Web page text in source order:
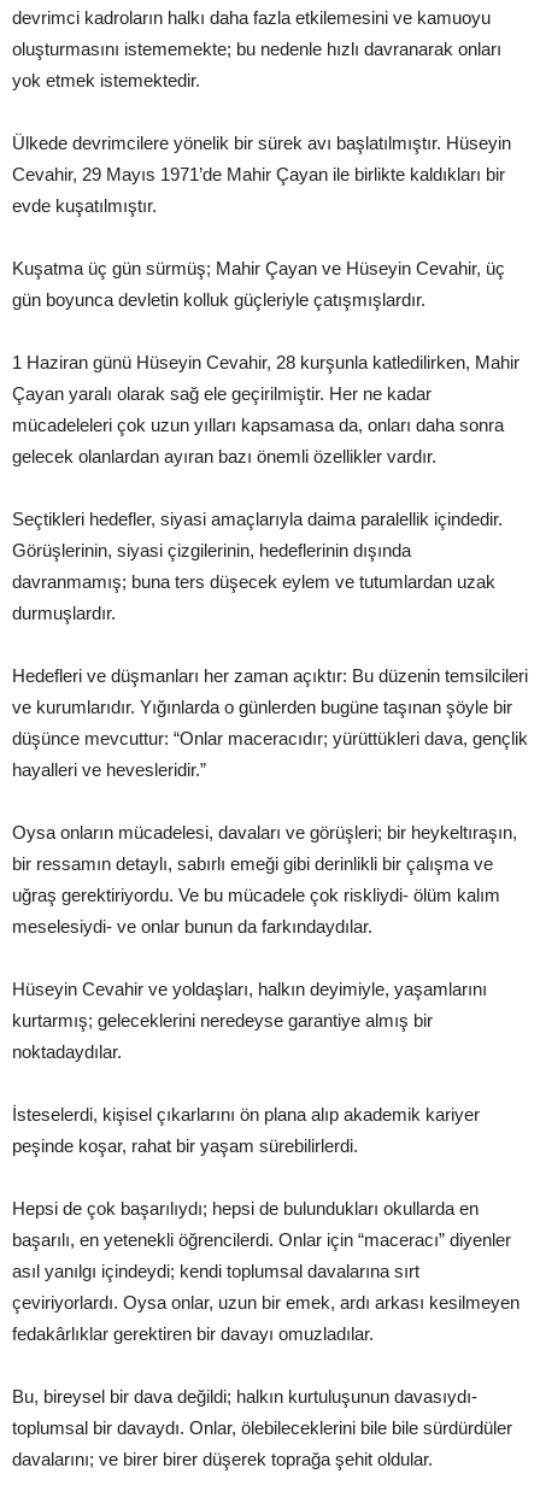
devrimci kadroların halkı daha fazla etkilemesini ve kamuoyu
oluşturmasını istememekte; bu nedenle hızlı davranarak onları
yok etmek istemektedir.
Ülkede devrimcilere yönelik bir sürek avı başlatılmıştır. Hüseyin
Cevahir, 29 Mayıs 1971’de Mahir Çayan ile birlikte kaldıkları bir
evde kuşatılmıştır.
Kuşatma üç gün sürmüş; Mahir Çayan ve Hüseyin Cevahir, üç
gün boyunca devletin kolluk güçleriyle çatışmışlardır.
1 Haziran günü Hüseyin Cevahir, 28 kurşunla katledilirken, Mahir
Çayan yaralı olarak sağ ele geçirilmiştir. Her ne kadar
mücadeleleri çok uzun yılları kapsamasa da, onları daha sonra
gelecek olanlardan ayıran bazı önemli özellikler vardır.
Seçtikleri hedefler, siyasi amaçlarıyla daima paralellik içindedir.
Görüşlerinin, siyasi çizgilerinin, hedeflerinin dışında
davranmamış; buna ters düşecek eylem ve tutumlardan uzak
durmuşlardır.
Hedefleri ve düşmanları her zaman açıktır: Bu düzenin temsilcileri
ve kurumlarıdır. Yığınlarda o günlerden bugüne taşınan şöyle bir
düşünce mevcuttur: “Onlar maceracıdır; yürüttükleri dava, gençlik
hayalleri ve hevesleridir.”
Oysa onların mücadelesi, davaları ve görüşleri; bir heykeltıraşın,
bir ressamın detaylı, sabırlı emeği gibi derinlikli bir çalışma ve
uğraş gerektiriyordu. Ve bu mücadele çok riskliydi- ölüm kalım
meselesiydi- ve onlar bunun da farkındaydılar.
Hüseyin Cevahir ve yoldaşları, halkın deyimiyle, yaşamlarını
kurtarmış; geleceklerini neredeyse garantiye almış bir
noktadaydılar.
İsteselerdi, kişisel çıkarlarını ön plana alıp akademik kariyer
peşinde koşar, rahat bir yaşam sürebilirlerdi.
Hepsi de çok başarılıydı; hepsi de bulundukları okullarda en
başarılı, en yetenekli öğrencilerdi. Onlar için “maceracı” diyenler
asıl yanılgı içindeydi; kendi toplumsal davalarına sırt
çeviriyorlardı. Oysa onlar, uzun bir emek, ardı arkası kesilmeyen
fedakârlıklar gerektiren bir davayı omuzladılar.
Bu, bireysel bir dava değildi; halkın kurtuluşunun davasıydı-
toplumsal bir davaydı. Onlar, ölebileceklerini bile bile sürdürdüler
davalarını; ve birer birer düşerek toprağa şehit oldular.